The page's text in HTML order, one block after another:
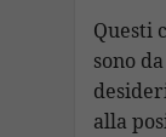
Questi
sono
alla